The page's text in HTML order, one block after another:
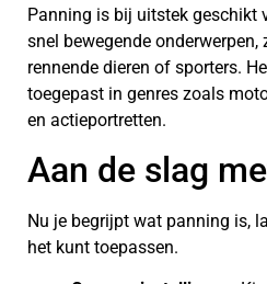
Panning is bij uitstek geschikt
snel bewegende onderwerpen,
rennende dieren of sporters.
toegepast in genres zoals
en actieportretten.
Aan de slag
Nu je begrijpt wat panning is,
het kunt toepassen.